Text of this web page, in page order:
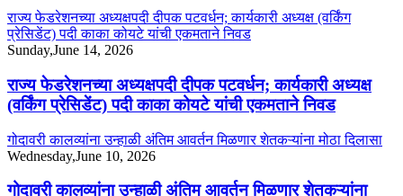
राज्य फेडरेशनच्या अध्यक्षपदी दीपक पटवर्धन; कार्यकारी अध्यक्ष (वर्किंग
प्रेसिडेंट) पदी काका कोयटे यांची एकमताने निवड
Sunday,June 14, 2026
राज्य फेडरेशनच्या अध्यक्षपदी दीपक पटवर्धन; कार्यकारी अध्यक्ष
(वर्किंग प्रेसिडेंट) पदी काका कोयटे यांची एकमताने निवड
गोदावरी कालव्यांना उन्हाळी अंतिम आवर्तन मिळणार शेतकऱ्यांना मोठा दिलासा
Wednesday,June 10, 2026
गोदावरी कालव्यांना उन्हाळी अंतिम आवर्तन मिळणार शेतकऱ्यांना